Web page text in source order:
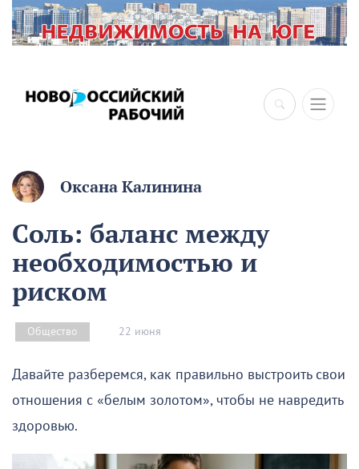
×
Оксана Калинина
Соль: баланс между
необходимостью и
риском
Общество 22 июня
Давайте разберемся, как правильно выстроить свои
отношения с «белым золотом», чтобы не навредить
здоровью.